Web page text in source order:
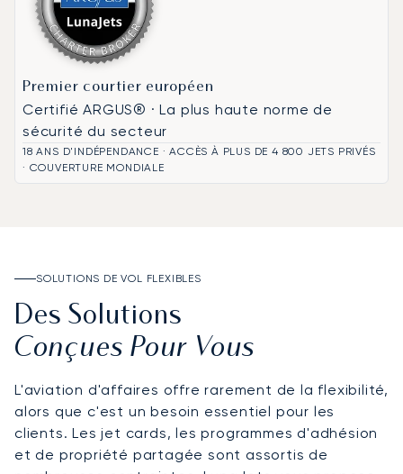
Premier courtier européen
Certifié ARGUS® · La plus haute norme de
sécurité du secteur
18 ANS D'INDÉPENDANCE · ACCÈS À PLUS DE 4 800 JETS PRIVÉS
· COUVERTURE MONDIALE
SOLUTIONS DE VOL FLEXIBLES
Des Solutions
Conçues Pour Vous
L'aviation d'affaires offre rarement de la flexibilité,
alors que c'est un besoin essentiel pour les
clients. Les jet cards, les programmes d'adhésion
et de propriété partagée sont assortis de